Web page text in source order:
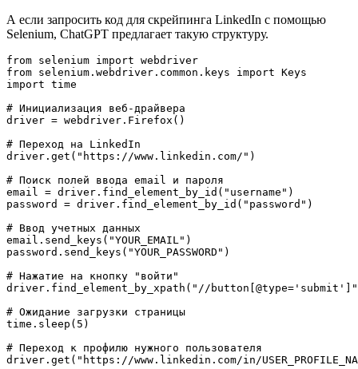
А если запросить код для скрейпинга LinkedIn с помощью
Selenium, ChatGPT предлагает такую структуру.
from selenium import webdriver
from selenium.webdriver.common.keys import Keys
import time
# Инициализация веб-драйвера
driver = webdriver.Firefox()
# Переход на LinkedIn
driver.get("https://www.linkedin.com/")
# Поиск полей ввода email и пароля
email = driver.find_element_by_id("username")
password = driver.find_element_by_id("password")
# Ввод учетных данных
email.send_keys("YOUR_EMAIL")
password.send_keys("YOUR_PASSWORD")
# Нажатие на кнопку "войти"
driver.find_element_by_xpath("//
# Ожидание загрузки страницы
time.sleep(5)
# Переход к профилю нужного пользователя
driver.get("https://www.linkedin.com/in/